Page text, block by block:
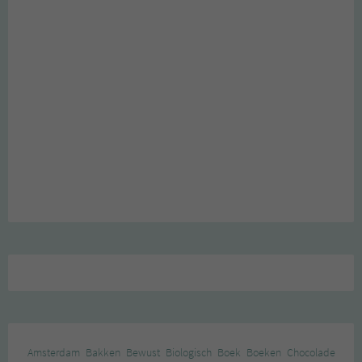
Amsterdam Bakken Bewust Biologisch Boek Boeken Chocolade